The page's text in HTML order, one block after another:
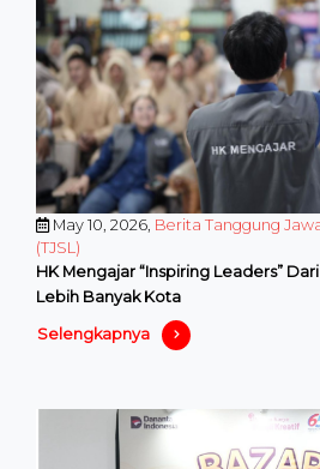
May 10, 2026, Berita Tanggung
(TJSL)
HK Mengajar “Inspiring Leaders”
Lebih Banyak Kota
Selengkapnya